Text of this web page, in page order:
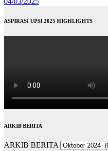
ASPIRASI UPSI 2025 HIGHLIGHTS
ARKIB BERITA
ARKIB BERITA